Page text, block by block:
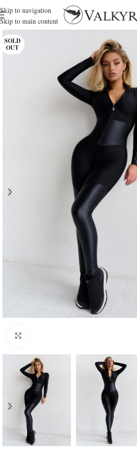
Skip to navigation
Skip to main content
SOLD
OUT